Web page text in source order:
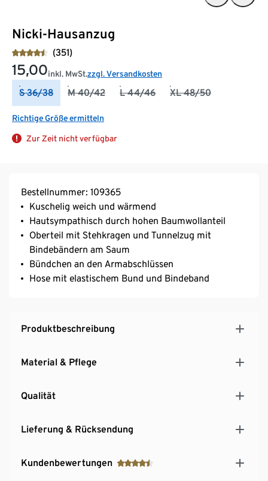
Nicki-Hausanzug
(351)
15,00inkl. MwSt.zzgl. Versandkosten
S 36/38 M 40/42 L 44/46 XL 48/50
Richtige Größe ermitteln
Zur Zeit nicht verfügbar
Bestellnummer: 109365
Kuschelig weich und wärmend
Hautsympathisch durch hohen Baumwollanteil
Oberteil mit Stehkragen und Tunnelzug mit
Bindebändern am Saum
Bündchen an den Armabschlüssen
Hose mit elastischem Bund und Bindeband
Produktbeschreibung
Material & Pflege
Qualität
Lieferung & Rücksendung
Kundenbewertungen